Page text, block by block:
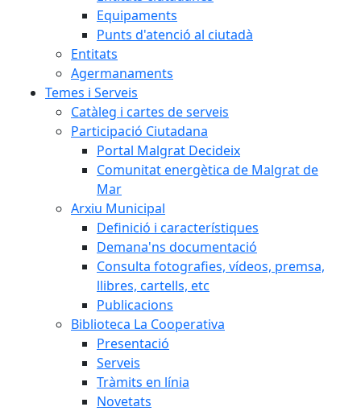
Equipaments
Punts d'atenció al ciutadà
Entitats
Agermanaments
Temes i Serveis
Catàleg i cartes de serveis
Participació Ciutadana
Portal Malgrat Decideix
Comunitat energètica de Malgrat de
Mar
Arxiu Municipal
Definició i característiques
Demana'ns documentació
Consulta fotografies, vídeos, premsa,
llibres, cartells, etc
Publicacions
Biblioteca La Cooperativa
Presentació
Serveis
Tràmits en línia
Novetats